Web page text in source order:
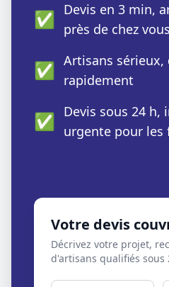
✅ Devis en 3 min,
près de chez vous
✅ Artisans sérieux,
rapidement
✅ Devis sous 24 h,
urgente pour les
Votre devis
Décrivez votre projet,
d'artisans qualifiés sous